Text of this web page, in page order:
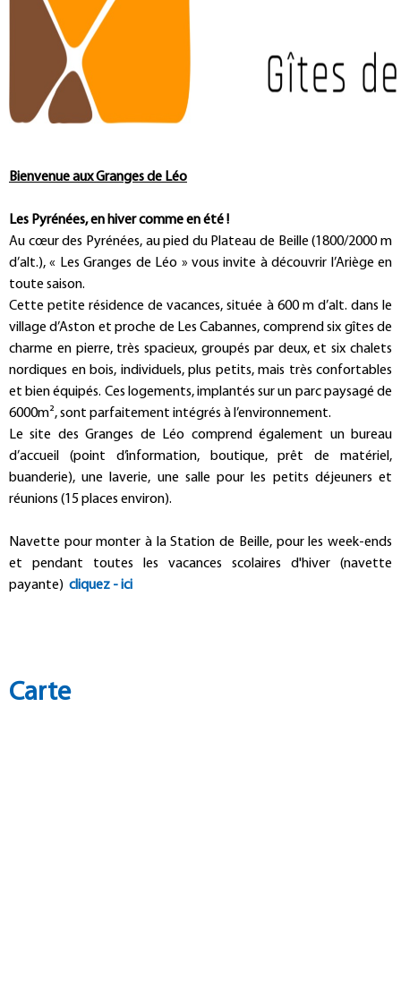
Bienvenue aux Granges de Léo
Les Pyrénées, en hiver comme en été !
Au cœur des Pyrénées, au pied du Plateau de Beille (1800/2000 m
d’alt.), « Les Granges de Léo » vous invite à découvrir l’Ariège en
toute saison.
Cette petite résidence de vacances, située à 600 m d’alt. dans le
village d’Aston et proche de Les Cabannes, comprend six gîtes de
charme en pierre, très spacieux, groupés par deux, et six chalets
nordiques en bois, individuels, plus petits, mais très confortables
et bien équipés. Ces logements, implantés sur un parc paysagé de
6000m², sont parfaitement intégrés à l’environnement.
Le site des Granges de Léo comprend également un bureau
d’accueil (point d’information, boutique, prêt de matériel,
buanderie), une laverie, une salle pour les petits déjeuners et
réunions (15 places environ).
Navette pour monter à la Station de Beille, pour les week-ends
et pendant toutes les vacances scolaires d'hiver (navette
payante) cliquez - ici
Carte